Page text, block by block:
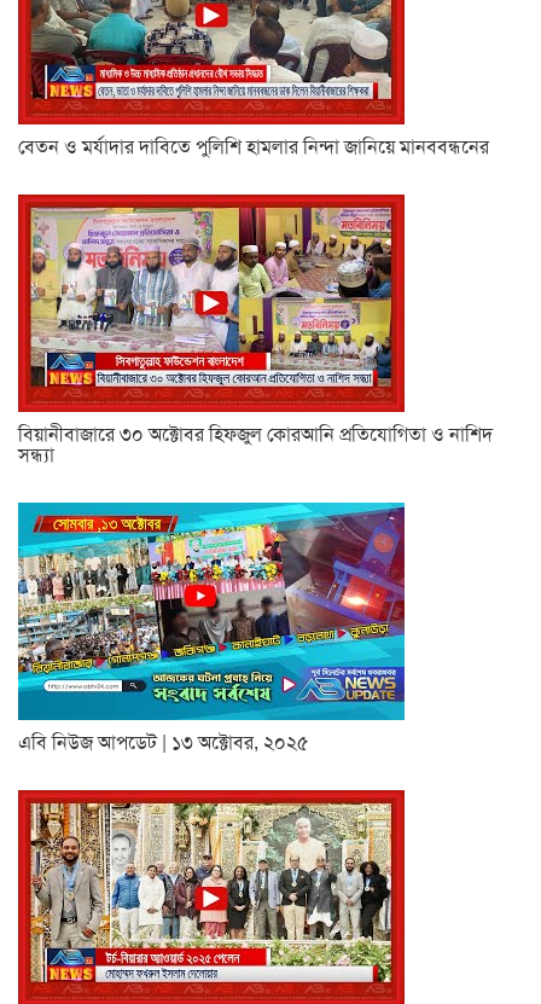
বেতন ও মর্যাদার দাবিতে পুলিশি হামলার নিন্দা জানিয়ে মানববন্ধনের
বিয়ানীবাজারে ৩০ অক্টোবর হিফজুল কোরআনি প্রতিযোগিতা ও নাশিদ
সন্ধ্যা
এবি নিউজ আপডেট | ১৩ অক্টোবর, ২০২৫